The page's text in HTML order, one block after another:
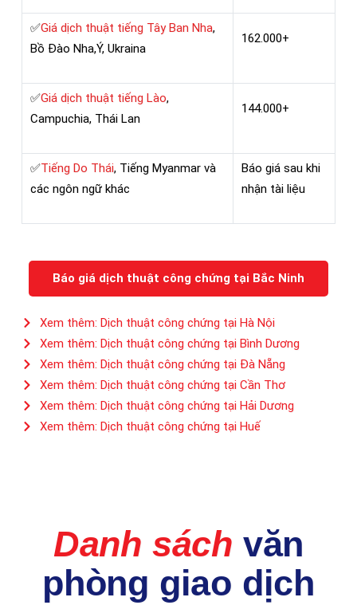
✅Giá dịch thuật tiếng Tây Ban Nha,
Bồ Đào Nha,Ý, Ukraina
162.000+
✅Giá dịch thuật tiếng Lào,
Campuchia, Thái Lan
144.000+
✅Tiếng Do Thái, Tiếng Myanmar và
các ngôn ngữ khác
Báo giá sau khi
nhận tài liệu
Báo giá dịch thuật công chứng tại Bắc Ninh
Xem thêm: Dịch thuật công chứng tại Hà Nội
Xem thêm: Dịch thuật công chứng tại Bình Dương
Xem thêm: Dịch thuật công chứng tại Đà Nẵng
Xem thêm: Dịch thuật công chứng tại Cần Thơ
Xem thêm: Dịch thuật công chứng tại Hải Dương
Xem thêm: Dịch thuật công chứng tại Huế
Danh sách văn
phòng giao dịch